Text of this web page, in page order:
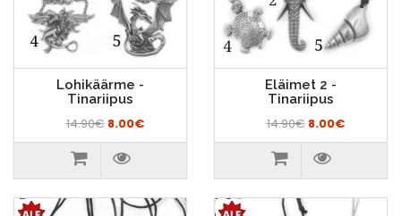
Lohikäärme -
Tinariipus
14.90€ 8.00€
Eläimet 2 -
Tinariipus
14.90€ 8.00€